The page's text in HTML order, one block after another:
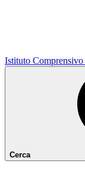
Istituto Comprensivo
Cerca